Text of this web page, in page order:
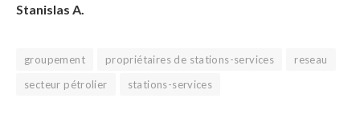
Stanislas A.
groupement propriétaires de stations-services
reseau
secteur pétrolier
stations-services